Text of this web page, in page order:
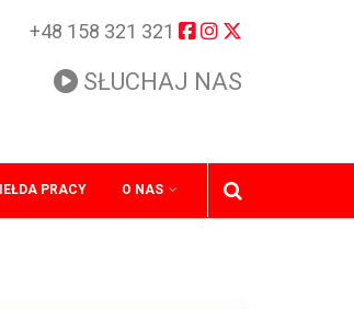
+48 158 321 321
SŁUCHAJ NAS
PRACY O NAS